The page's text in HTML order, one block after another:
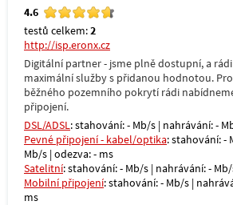
4.6
testů celkem:2
http://isp.eronx.cz
Digitální partner - jsme plně dostupní, a
maximální služby s přidanou hodnotou.
běžného pozemního pokrytí rádi
připojení.
DSL/ADSL: stahování: - Mb/s | nahrávání: -
Pevné připojení - kabel/optika: stahování: -
Mb/s | odezva: - ms
Satelitní: stahování: - Mb/s | nahrávání: -
Mobilní připojení: stahování: - Mb/s |
ms